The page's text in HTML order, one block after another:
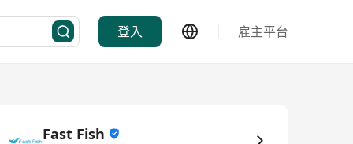
登入 雇主平台
Fast Fish